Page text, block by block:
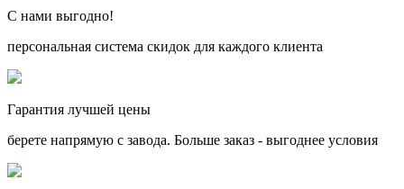
С нами выгодно!
персональная система скидок для каждого клиента
Гарантия лучшей цены
берете напрямую с завода. Больше заказ - выгоднее условия